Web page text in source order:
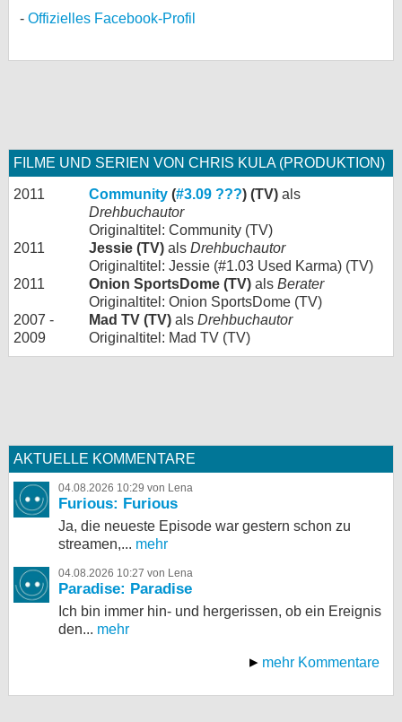
Offizielles Facebook-Profil
FILME UND SERIEN VON CHRIS KULA (PRODUKTION)
2011 Community (#3.09 ???) (TV) als
Drehbuchautor
Originaltitel: Community (TV)
2011
Jessie (TV) als Drehbuchautor
Originaltitel: Jessie (#1.03 Used Karma) (TV)
2011
Onion SportsDome (TV) als Berater
Originaltitel: Onion SportsDome (TV)
2007 -
2009
Mad TV (TV) als Drehbuchautor
Originaltitel: Mad TV (TV)
AKTUELLE KOMMENTARE
04.08.2026 10:29 von Lena
Furious: Furious
Ja, die neueste Episode war gestern schon zu
streamen,... mehr
04.08.2026 10:27 von Lena
Paradise: Paradise
Ich bin immer hin- und hergerissen, ob ein Ereignis
den... mehr
mehr Kommentare